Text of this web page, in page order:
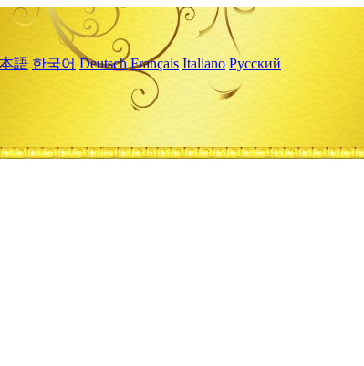
語 한국어 Deutsch Français Italiano Русский